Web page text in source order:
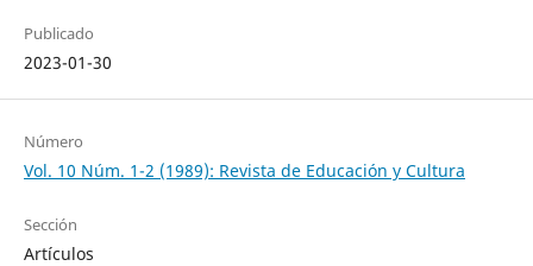
Publicado
2023-01-30
Número
Vol. 10 Núm. 1-2 (1989): Revista de Educación y Cultura
Sección
Artículos